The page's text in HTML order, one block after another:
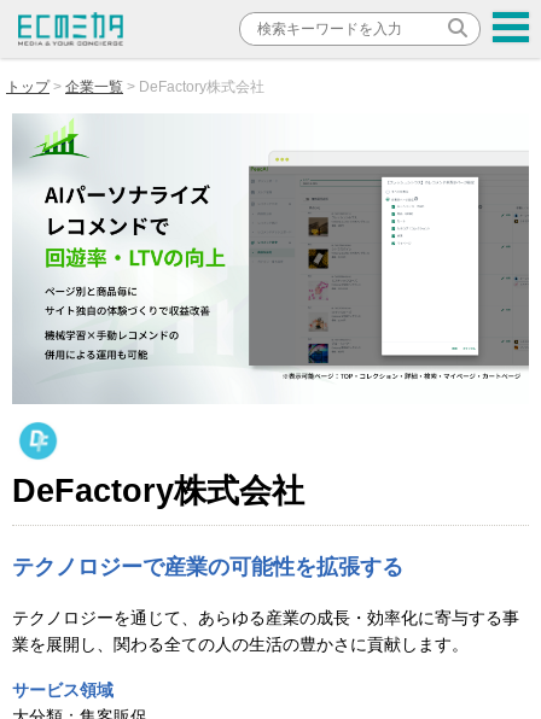
トップ 企業一覧 DeFactory株式会社
DeFactory株式会社
テクノロジーで産業の可能性を拡張する
テクノロジーを通じて、あらゆる産業の成長・効率化に寄与する事
業を展開し、関わる全ての人の生活の豊かさに貢献します。
サービス領域